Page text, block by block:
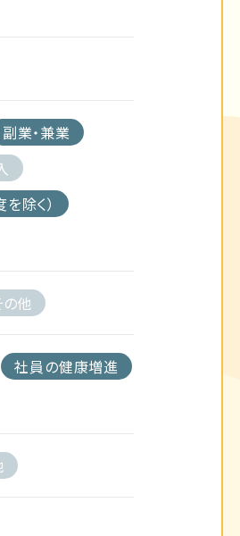
副業・兼業
除く）
の他
社員の健康増進